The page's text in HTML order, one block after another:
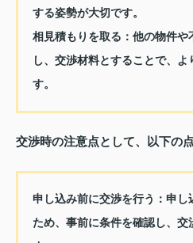
する姿勢が大切です。
相見積もりを取る： 他の物件や
し、交渉材料とすることで、
す。
交渉時の注意点として、以下の
申し込み前に交渉を行う： 申し
ため、事前に条件を確認し、